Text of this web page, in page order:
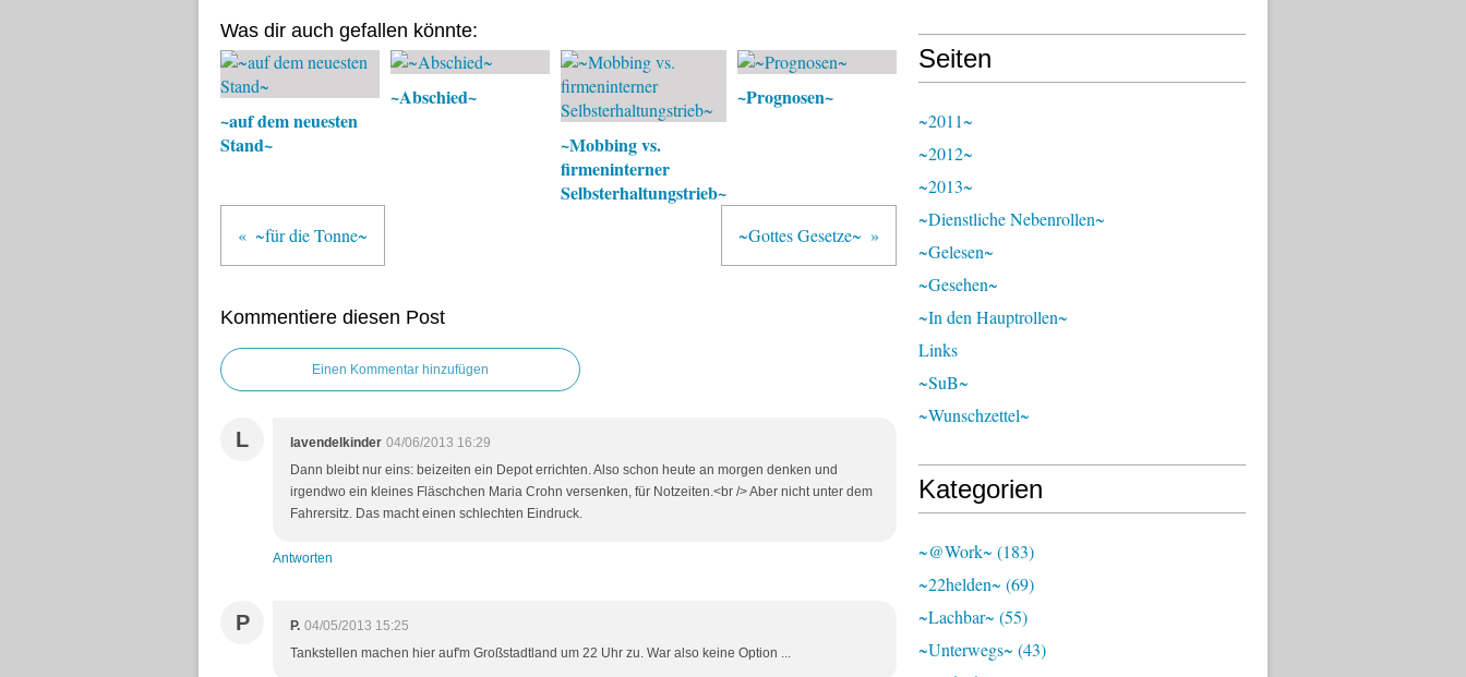
Was dir auch gefallen könnte:
~auf dem neuesten
Stand~
~Abschied~
~Mobbing vs.
firmeninterner
Selbsterhaltungstrieb~
~Prognosen~
~für die Tonne~ ~Gottes Gesetze~
Kommentiere diesen Post
Einen Kommentar hinzufügen
L lavendelkinder 04/06/2013 16:29
Dann bleibt nur eins: beizeiten ein Depot errichten. Also schon heute an morgen denken und
irgendwo ein kleines Fläschchen Maria Crohn versenken, für Notzeiten.<br /> Aber nicht unter dem
Fahrersitz. Das macht einen schlechten Eindruck.
Antworten
P P. 04/05/2013 15:25
Tankstellen machen hier auf'm Großstadtland um 22 Uhr zu. War also keine Option ...
Seiten
~2011~
~2012~
~2013~
~Dienstliche Nebenrollen~
~Gelesen~
~Gesehen~
~In den Hauptrollen~
Links
~SuB~
~Wunschzettel~
Kategorien
~@work~ (183)
~22helden~ (69)
~lachbar~ (55)
~unterwegs~ (43)